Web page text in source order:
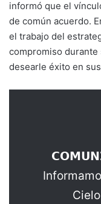
informó que el
de común acuerdo.
el trabajo del
compromiso durante
desearle éxito en